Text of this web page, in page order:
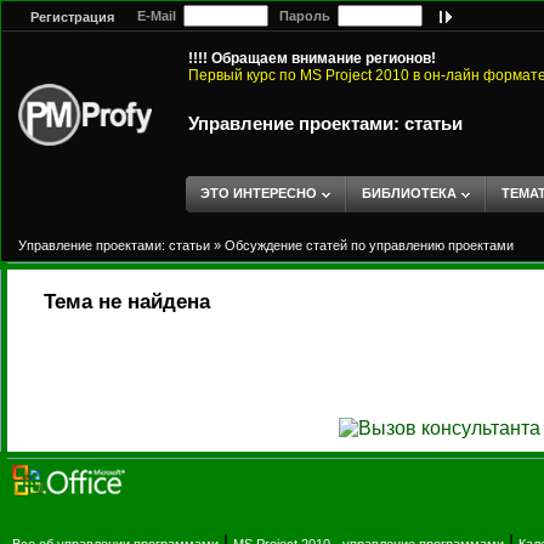
Регистрация E-Mail Пароль
!!!! Обращаем внимание регионов!
Первый курс по MS Project 2010 в он-лайн
Управление проектами: статьи
ЭТО ИНТЕРЕСНО БИБЛИОТЕКА
Управление проектами: статьи » Обсуждение статей по управлению проектами
Тема не найдена